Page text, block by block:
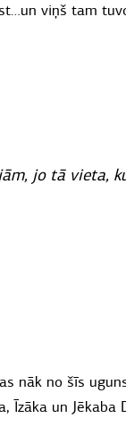
viņš tam
jo tā vieta,
nāk no šīs
Īzāka un Jēkaba